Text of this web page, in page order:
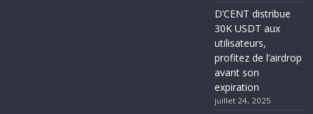
D’CENT distribue
30K USDT aux
utilisateurs,
profitez de l’airdrop
avant son
expiration
juillet 24, 2025